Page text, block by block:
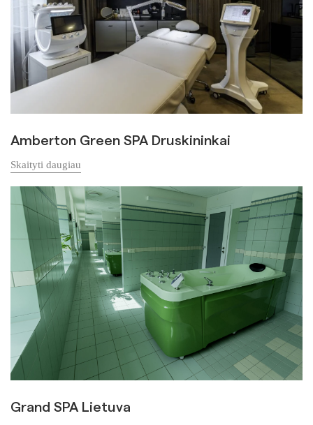
Amberton Green SPA Druskininkai
Skaityti daugiau
Grand SPA Lietuva